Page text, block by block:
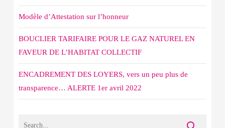
Modèle d’Attestation sur l’honneur
BOUCLIER TARIFAIRE POUR LE GAZ NATUREL EN
FAVEUR DE L’HABITAT COLLECTIF
ENCADREMENT DES LOYERS, vers un peu plus de
transparence… ALERTE 1er avril 2022